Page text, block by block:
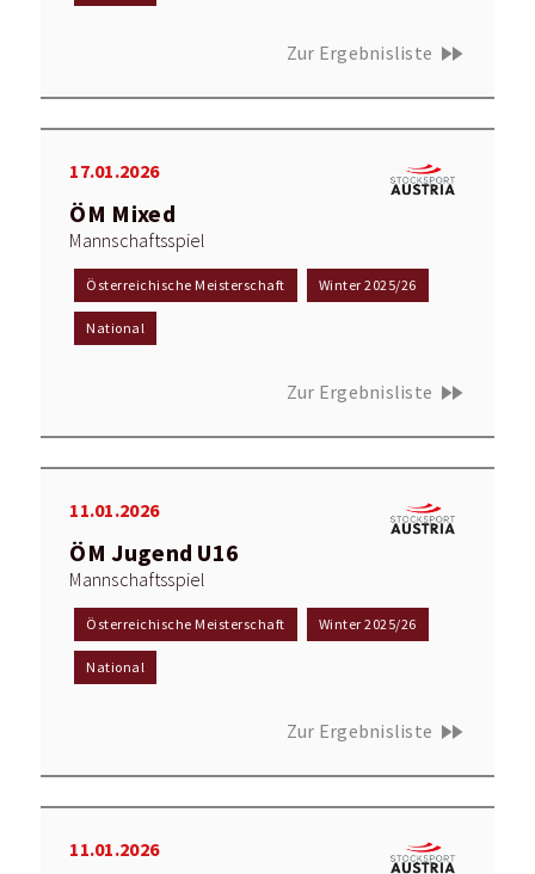
Zur Ergebnisliste fast_forward
17.01.2026
ÖM Mixed
Mannschaftsspiel
Österreichische Meisterschaft Winter 2025/26
National
Zur Ergebnisliste fast_forward
11.01.2026
ÖM Jugend U16
Mannschaftsspiel
Österreichische Meisterschaft Winter 2025/26
National
Zur Ergebnisliste fast_forward
11.01.2026